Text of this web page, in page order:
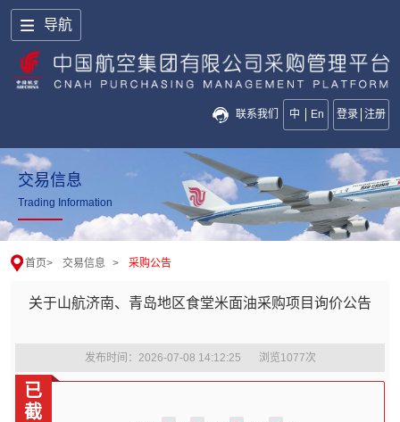
导航
联系我们 中 En 登录 注册
交易信息
Trading Information
首页> 交易信息 > 采购公告
关于山航济南、青岛地区食堂米面油采购项目询价公告
发布时间：2026-07-08 14:12:25 浏览1077次
已
截